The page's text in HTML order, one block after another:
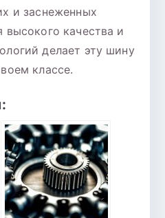
и заснеженных
качества и
делает эту шину
классе.